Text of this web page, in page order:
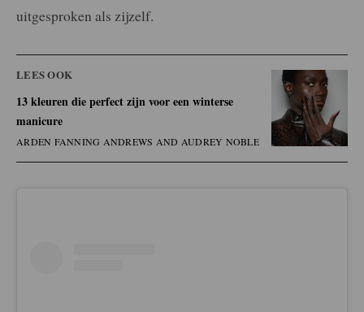
uitgesproken als zijzelf.
LEES OOK
13 kleuren die perfect zijn voor een winterse
manicure
ARDEN FANNING ANDREWS AND AUDREY NOBLE